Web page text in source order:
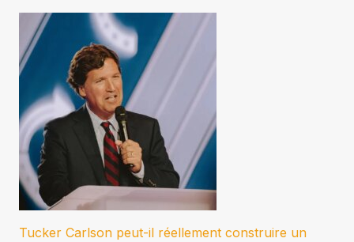
Tucker Carlson peut-il réellement construire un